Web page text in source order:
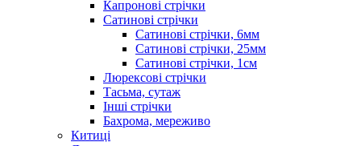
Капронові стрічки
Сатинові стрічки
Сатинові стрічки, 6мм
Сатинові стрічки, 25мм
Сатинові стрічки, 1см
Люрексові стрічки
Тасьма, сутаж
Інші стрічки
Бахрома, мереживо
Китиці